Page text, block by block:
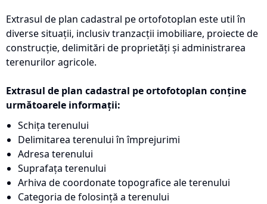
Extrasul de plan cadastral pe ortofotoplan este util în
diverse situații, inclusiv tranzacții imobiliare, proiecte de
construcție, delimitări de proprietăți și administrarea
terenurilor agricole.
Extrasul de plan cadastral pe ortofotoplan conține
următoarele informații:
Schița terenului
Delimitarea terenului în împrejurimi
Adresa terenului
Suprafața terenului
Arhiva de coordonate topografice ale terenului
Categoria de folosință a terenului